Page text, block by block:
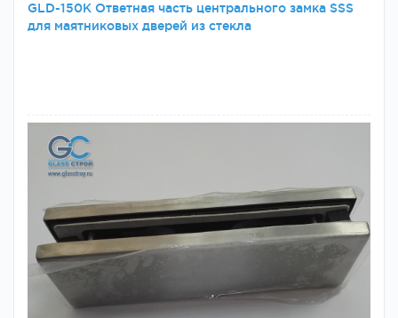
GLD-150K Ответная часть центрального замка SSS
для маятниковых дверей из стекла